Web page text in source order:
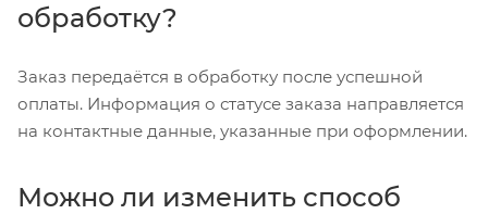
обработку?
Заказ передаётся в обработку после успешной
оплаты. Информация о статусе заказа направляется
на контактные данные, указанные при оформлении.
Можно ли изменить способ